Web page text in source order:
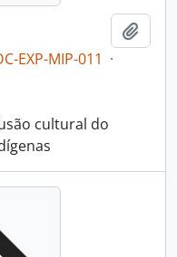
EXP-MIP-011 ·
cultural do